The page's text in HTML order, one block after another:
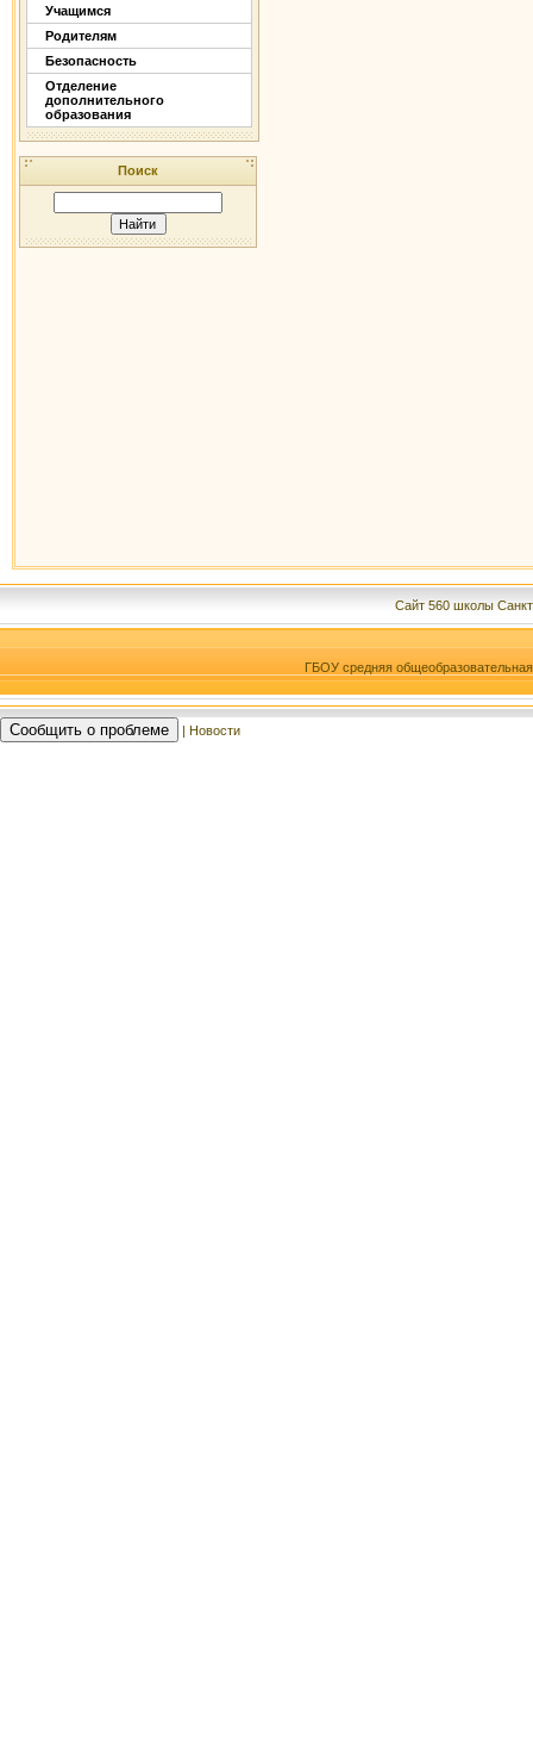
Учащимся
Родителям
Безопасность
Отделение
дополнительного
образования
Поиск
Сайт 560 школы
ГБОУ средняя
Сообщить о проблеме | Новости